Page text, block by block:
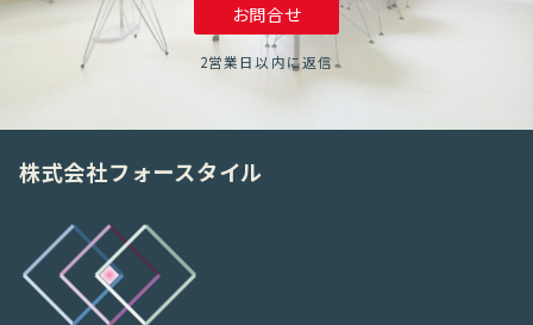
お問合せ
2営業日以内に返信
株式会社フォースタイル